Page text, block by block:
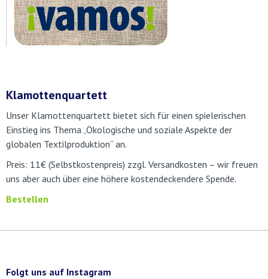
Klamottenquartett
Unser Klamottenquartett bietet sich für einen spielerischen
Einstieg ins Thema „Ökologische und soziale Aspekte der
globalen Textilproduktion“ an.
Preis: 11€ (Selbstkostenpreis) zzgl. Versandkosten – wir freuen
uns aber auch über eine höhere kostendeckendere Spende.
Bestellen
Folgt uns auf Instagram